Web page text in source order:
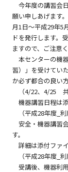
今年度の講習会
願い申しあげます
月1日～平成29年5
ドを発行します。
ますので、ご注意く
本センターの機
習）」を受けてい
か必ず都合の良い
（4/22、4/25 共
機器講習日程は
（平成28年度_利
安全・機器講習
す。
詳細は添付ファ
（平成28年度_利
受講後、機器利